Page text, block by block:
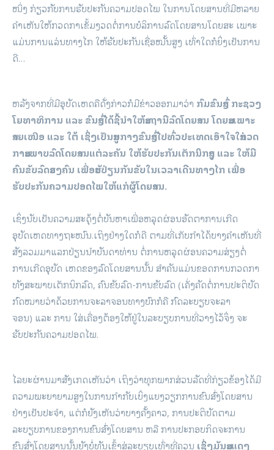
ໜຶ່ງ ກ່ຽວກັບການຮັບປະກັນຄວາມປອດໄພ ໃນການໂດຍສານທີ່ມີຫລາຍ
ຄໍາເຫັນໃຫ້ກວດກາເຂັ້ມງວດຕໍ່ການບໍລິການລົດໂດຍສານໂດຍສະ ເພາະ
ແມ່ນການແລ່ນທາງໄກ ໃຫ້ຮັບປະກັນເຊື່ອໝັ້ນສູງ ເທົ່າໃດກໍຍິ່ງເປັນການ
ດີ…
ຫລັງຈາກທີ່ມີອຸບັດເຫດຄືດັ່ງກ່າວກໍມີຂ່າວອອກມາວ່າ ກົມຂົນສົ່ງ ກະຊວງ
ໂຍທາທິການ ແລະ ຂົນສົ່ງໄດ້ຊີ້ນໍາໃຫ້ສະຖານີລົດໂດຍສານ ໂດຍສະເພາະ
ສາຍເໜືອ ແລະ ໃຕ້ ເຊິ່ງເປັນສູນກາງຂົນສົ່ງໄປທົ່ວປະເທດເອົາໃຈໃສ່ກວດ
ກາສະພາບລົດໂດຍສານແຕ່ລະຄັນ ໃຫ້ຮັບປະກັນເຕັກນິກສູງ ແລະ ໃຫ້ມີ
ຄົນຂັບລົດສອງຄົນ ເພື່ອສັບປ່ຽນກັນຂັບໃນເວລາເດີນທາງໄກ ເພື່ອ
ຮັບປະກັນຄວາມປອດໄພໃຫ້ແກ່ຜູ້ໂດຍສານ.
ເຊິ່ງນັບເປັນຄວາມສະດຸ້ງຕໍ່ບັນຫາເພື່ອຫລຸດຜ່ອນອັດຕາການເກີດ
ອຸບັດເຫດທາງຖະໜົນ.ເຖິງຢ່າງໃດກໍດີ ຕາມທີ່ເກັບກໍາໄດ້ບາງຄໍາເຫັນທີ່
ສັງລວມມາແລກປ່ຽນນໍາບັນດາທ່ານ ຕໍ່ການຫລຸດຜ່ອນຄວາມສ່ຽງຕໍ່
ການເກີດອຸບັດ ເຫດຂອງລົດໂດຍສານນັ້ນ ສໍາຄັນແມ່ນຂອດການກວດກາ
ທັງສະພາບເຕັກນິກລົດ, ຄົນຂັບລົດ-ການຂັບລົດ (ເຄັ່ງຄັດຕໍ່ການປະຕິບັດ
ກົດໝາຍວ່າດ້ວຍການຈະລາຈອນທາງບົກກໍຄື ກົດລະບຽບຈະລາ
ຈອນ) ແລະ ການ ໃສ່ເຄື່ອງຕ້ອງໃຫ້ຢູ່ໃນລະບຽບການທີ່ວາງໄວ້ຈຶ່ງ ຈະ
ຮັບປະກັນຄວາມປອດໄພ.
ໄລຍະຜ່ານມາສັງເກດເຫັນວ່າ ເຖິງວ່າທຸກພາກສ່ວນລັດທີ່ກ່ຽວຂ້ອງໄດ້ມີ
ຄວາມພະຍາຍາມສູງໃນການກໍາກັບເບິ່ງແຍງວຽກການຂົນສົ່ງໂດຍສານ
ຢ່າງເປັນປະຈໍາ, ແຕ່ກໍຍັງເຫັນວ່າບາງຄັ້ງຄາວ, ການປະຕິບັດຕາມ
ລະບຽບການຂອງການຂົນສົ່ງໂດຍສານ ຫລື ການປະກອບກິດຈະການ
ຂົນສົ່ງໂດຍສານນັ້ນຍັງບໍ່ທັນເຂົ້າສູ່ລະບຽບເທົ່າທີ່ຄວນ ເຊິ່ງມັນສະແດງ